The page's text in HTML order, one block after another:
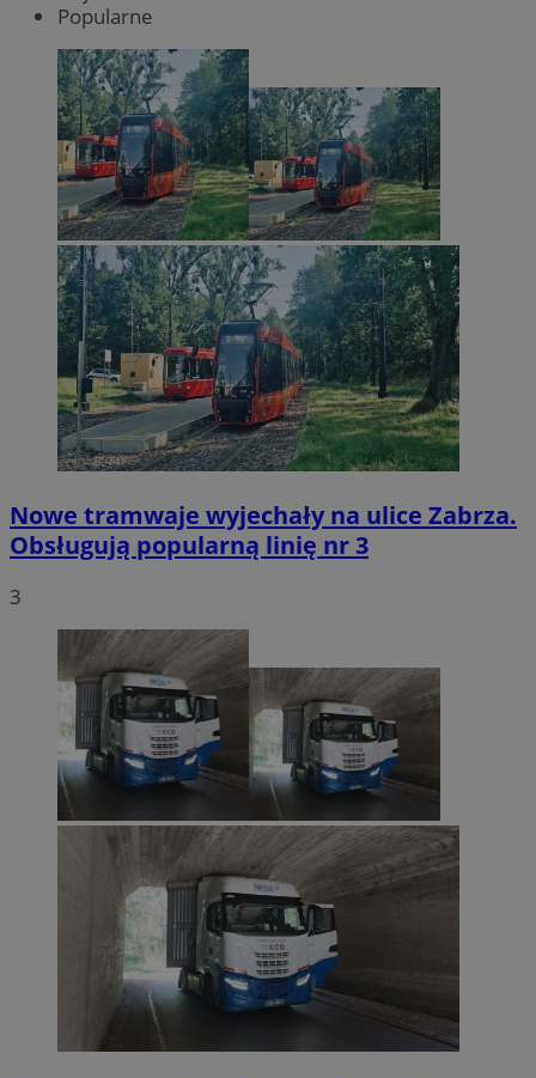
Popularne
Nowe tramwaje wyjechały na ulice Zabrza.
Obsługują popularną linię nr 3
3